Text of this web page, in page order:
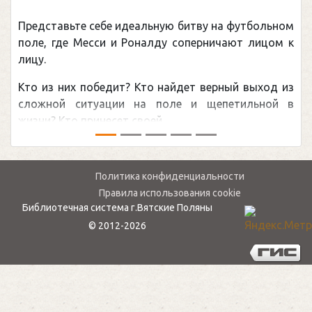
Погоня Александра Овечкина за снайперским
обсуждаемая хоккейная тема последних лет в
мире.Перед сезоном Национальной хоккейной лиги
— ...
Политика конфиденциальности
Правила использования cookie